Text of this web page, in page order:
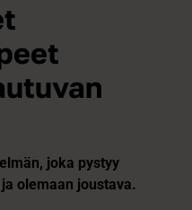
joka pystyy
olemaan joustava.